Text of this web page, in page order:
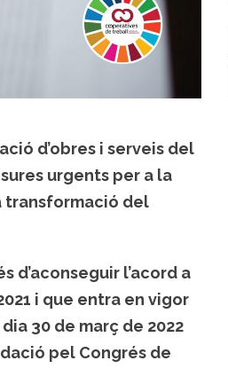
d’obres i serveis del
urgents per a la
transformació del
d’aconseguir l’acord a
i que entra en vigor
30 de març de 2022
pel Congrés de